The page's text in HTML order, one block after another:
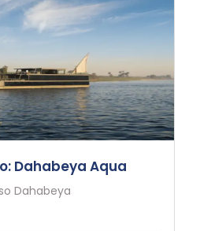
Dahabeya Aqua
Dahabeya